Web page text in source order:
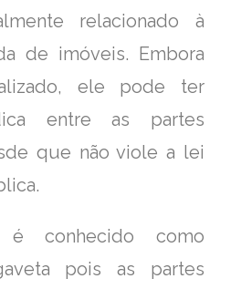
relacionado à
de imóveis. Embora
ele pode ter
entre as partes
que não viole a lei
é conhecido como
pois as partes